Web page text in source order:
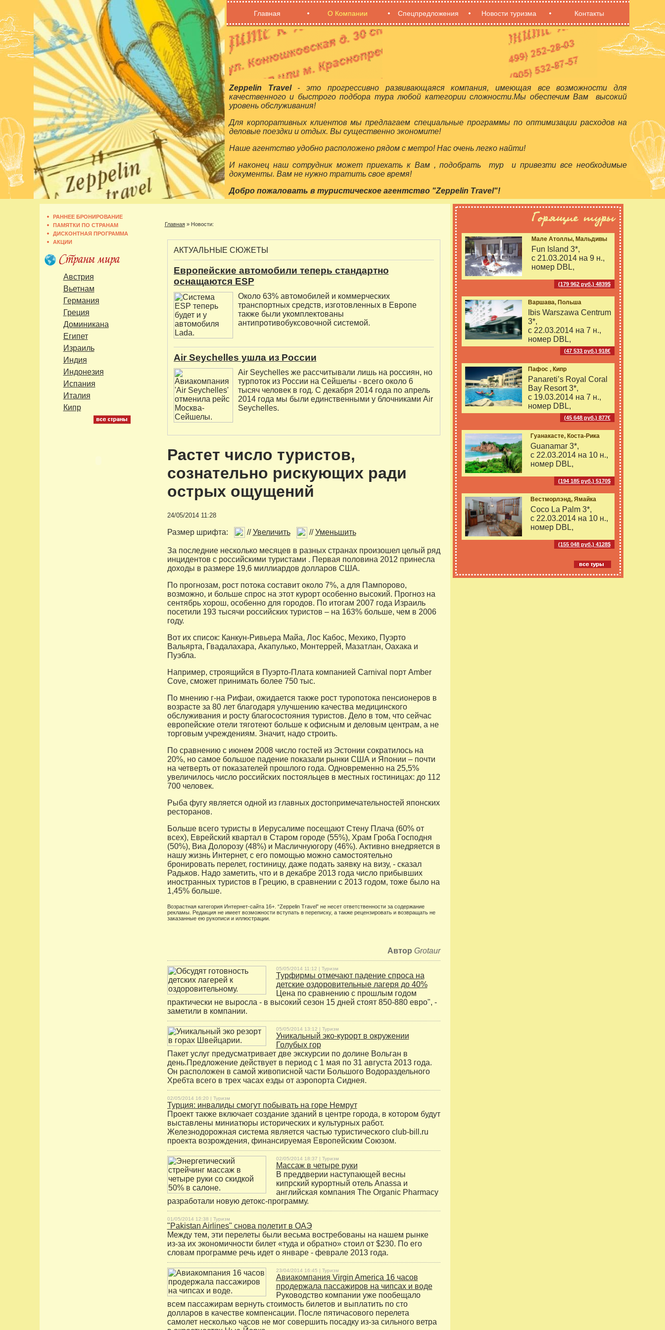
Главная О Компании Спецпредложения Новости туризма Контакты
Zeppelin Travel- это прогрессивно развивающаяся компания, имеющая все возможности для
качественного и быстрого подбора тура любой категории сложности.Мы обеспечим Вам высокий
уровень обслуживания!
Для корпоративных клиентов мы предлагаем специальные программы по оптимизации расходов на
деловые поездки и отдых. Вы существенно экономите!
Наше агентство удобно расположено рядом с метро! Нас очень легко найти!
И наконец наш сотрудник может приехать к Вам , подобрать тур и привезти все необходимые
документы. Вам не нужно тратить свое время!
Добро пожаловать в туристическое агентство "Zeppelin Travel"!
РАННЕЕ БРОНИРОВАНИЕ
ПАМЯТКИ ПО СТРАНАМ
ДИСКОНТНАЯ ПРОГРАММА
АКЦИИ
Австрия
Вьетнам
Германия
Греция
Доминикана
Египет
Израиль
Индия
Индонезия
Испания
Италия
Кипр
Главная» Новости:
АКТУАЛЬНЫЕ СЮЖЕТЫ
Европейские автомобили теперь стандартно
оснащаются ESP
Около 63% автомобилей и коммерческих
транспортных средств, изготовленных в Европе
также были укомплектованы
антипротивобуксовочной системой.
Air Seychelles ушла из России
Air Seychelles же рассчитывали лишь на россиян, но
турпоток из России на Сейшелы - всего около 6
тысяч человек в год. С декабря 2014 года по апрель
2014 года мы были единственными у блочниками Air
Seychelles.
Растет число туристов,
сознательно рискующих ради
острых ощущений
24/05/2014 11:28
Размер шрифта: //Увеличить //Уменьшить
За последние несколько месяцев в разных странах произошел целый ряд
инцидентов с российскими туристами . Первая половина 2012 принесла
доходы в размере 19,6 миллиардов долларов США.
По прогнозам, рост потока составит около 7%, а для Пампорово,
возможно, и больше спрос на этот курорт особенно высокий. Прогноз на
сентябрь хорош, особенно для городов. По итогам 2007 года Израиль
посетили 193 тысячи российских туристов – на 163% больше, чем в 2006
году.
Вот их список: Канкун-Ривьера Майа, Лос Кабос, Мехико, Пуэрто
Вальярта, Гвадалахара, Акапулько, Монтеррей, Мазатлан, Оахака и
Пуэбла.
Например, строящийся в Пуэрто-Плата компанией Carnival порт Amber
Cove, сможет принимать более 750 тыс.
По мнению г-на Рифаи, ожидается также рост туропотока пенсионеров в
возрасте за 80 лет благодаря улучшению качества медицинского
обслуживания и росту благосостояния туристов. Дело в том, что сейчас
европейские отели тяготеют больше к офисным и деловым центрам, а не
торговым учреждениям. Значит, надо строить.
По сравнению с июнем 2008 число гостей из Эстонии сократилось на
20%, но самое большое падение показали рынки США и Японии – почти
на четверть от показателей прошлого года. Одновременно на 25,5%
увеличилось число российских постояльцев в местных гостиницах: до 112
700 человек.
Рыба фугу является одной из главных достопримечательностей японских
ресторанов.
Больше всего туристы в Иерусалиме посещают Стену Плача (60% от
всех), Еврейский квартал в Старом городе (55%), Храм Гроба Господня
(50%), Виа Долорозу (48%) и Масличнуюгору (46%). Активно внедряется в
нашу жизнь Интернет, с его помощью можно самостоятельно
бронировать перелет, гостиницу, даже подать заявку на визу, - сказал
Радьков. Надо заметить, что и в декабре 2013 года число прибывших
иностранных туристов в Грецию, в сравнении с 2013 годом, тоже было на
1,45% больше.
Возрастная категория Интернет-сайта 16+. “Zeppelin Travel” не несет ответственности за содержание
рекламы. Редакция не имеет возможности вступать в переписку, а также рецензировать и возвращать не
заказанные ею рукописи и иллюстрации.
Автор Grotaur
05/05/2014 11:12 | Туризм
Турфирмы отмечают падение спроса на
детские оздоровительные лагеря до 40%
Цена по сравнению с прошлым годом
практически не выросла - в высокий сезон 15 дней стоят 850-880 евро", -
заметили в компании.
05/05/2014 13:12 | Туризм
Уникальный эко-курорт в окружении
Голубых гор
Пакет услуг предусматривает две экскурсии по долине Вольган в
день.Предложение действует в период с 1 мая по 31 августа 2013 года.
Он расположен в самой живописной части Большого Водораздельного
Хребта всего в трех часах езды от аэропорта Сиднея.
02/05/2014 16:20 | Туризм
Турция: инвалиды смогут побывать на горе Немрут
Проект также включает создание зданий в центре города, в котором будут
выставлены миниатюры исторических и культурных работ.
Железнодорожная система является частью туристического club-bill.ru
проекта возрождения, финансируемая Европейским Союзом.
02/05/2014 18:37 | Туризм
Массаж в четыре руки
В преддверии наступающей весны
кипрский курортный отель Anassa и
английская компания The Organic Pharmacy
разработали новую детокс-программу.
01/05/2014 12:38 | Туризм
"Pakistan Airlines" снова полетит в ОАЭ
Между тем, эти перелеты были весьма востребованы на нашем рынке
из-за их экономичности билет «туда и обратно» стоил от $230. По его
словам программе речь идет о январе - феврале 2013 года.
23/04/2014 16:45 | Туризм
Авиакомпания Virgin America 16 часов
продержала пассажиров на чипсах и воде
Руководство компании уже пообещало
всем пассажирам вернуть стоимость билетов и выплатить по сто
долларов в качестве компенсации. После пятичасового перелета
самолет несколько часов не мог совершить посадку из-за сильного ветра
Мале Атоллы, Мальдивы
Fun Island 3*,
с 21.03.2014 на 9 н.,
номер DBL,
(179 962 руб.) 4839$
Варшава, Польша
Ibis Warszawa Centrum
3*,
с 22.03.2014 на 7 н.,
номер DBL,
(47 533 руб.) 918€
Пафос , Кипр
Panareti’s Royal Coral
Bay Resort 3*,
с 19.03.2014 на 7 н.,
номер DBL,
(45 648 руб.) 877€
Гуанакасте, Коста-Рика
Guanamar 3*,
с 22.03.2014 на 10 н.,
номер DBL,
(194 185 руб.) 5170$
Вестморлэнд, Ямайка
Coco La Palm 3*,
с 22.03.2014 на 10 н.,
номер DBL,
(155 048 руб.) 4128$